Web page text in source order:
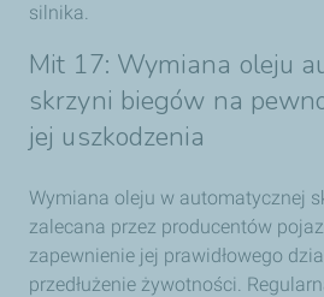
silnika.
Mit 17: Wymiana oleju
skrzyni biegów na
jej uszkodzenia
Wymiana oleju w automatycznej
zalecana przez producentów
zapewnienie jej prawidłowego
przedłużenie żywotności.